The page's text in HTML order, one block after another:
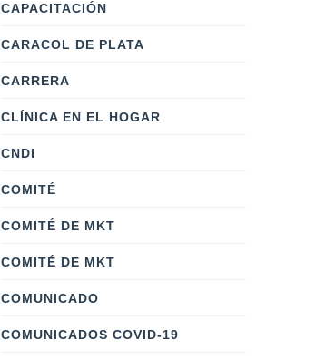
CAPACITACIÓN
CARACOL DE PLATA
CARRERA
CLÍNICA EN EL HOGAR
CNDI
COMITÉ
COMITÉ DE MKT
COMITÉ DE MKT
COMUNICADO
COMUNICADOS COVID-19